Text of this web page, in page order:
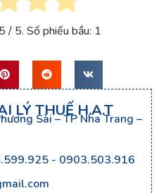
5/ 5. Số phiếu bầu: 1
LÝ THUẾ H.A.T
Sài – TP Nha Trang –
- 0903.503.916